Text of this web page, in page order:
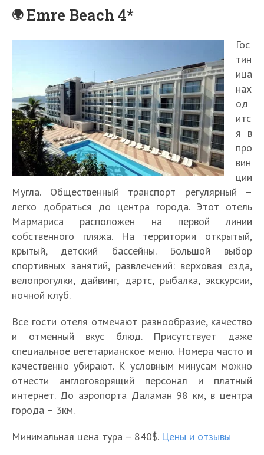
Emre Beach 4*
Гос
тин
ица
нах
од
итс
я в
про
вин
ции
Мугла. Общественный транспорт регулярный –
легко добраться до центра города. Этот отель
Мармариса расположен на первой линии
собственного пляжа. На территории открытый,
крытый, детский бассейны. Большой выбор
спортивных занятий, развлечений: верховая езда,
велопрогулки, дайвинг, дартс, рыбалка, экскурсии,
ночной клуб.
Все гости отеля отмечают разнообразие, качество
и отменный вкус блюд. Присутствует даже
специальное вегетарианское меню. Номера часто и
качественно убирают. К условным минусам можно
отнести англоговорящий персонал и платный
интернет. До аэропорта Даламан 98 км, в центра
города – 3км.
Минимальная цена тура – 840$. Цены и отзывы